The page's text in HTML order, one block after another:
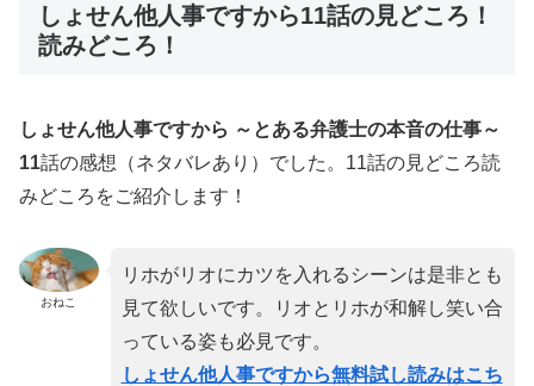
しょせん他人事ですから11話の見どころ！
読みどころ！
しょせん他人事ですから ～とある弁護士の本音の仕事～
11話の感想（ネタバレあり）でした。11話の見どころ読
みどころをご紹介します！
おねこ
リホがリオにカツを入れるシーンは是非とも
見て欲しいです。リオとリホが和解し笑い合
っている姿も必見です。
しょせん他人事ですから無料試し読みはこち